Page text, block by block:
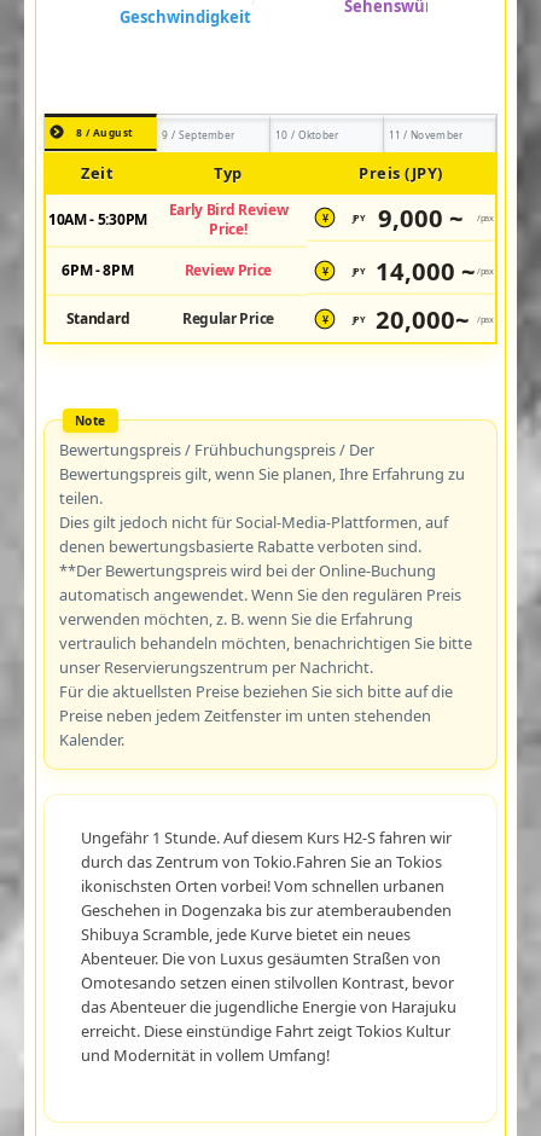
8 / August 9 / September 10 / Oktober 11 / November
Zeit Typ Preis (JPY)
10AM - 5:30PM
Early Bird Review
Price!
¥ JPY 9,000 ~ /pax
6PM - 8PM Review Price ¥ JPY 14,000 ~ /pax
Standard Regular Price ¥ JPY 20,000~ /pax
Bewertungspreis / Frühbuchungspreis / Der
Bewertungspreis gilt, wenn Sie planen, Ihre Erfahrung zu
teilen.
Dies gilt jedoch nicht für Social-Media-Plattformen, auf
denen bewertungsbasierte Rabatte verboten sind.
**Der Bewertungspreis wird bei der Online-Buchung
automatisch angewendet. Wenn Sie den regulären Preis
verwenden möchten, z. B. wenn Sie die Erfahrung
vertraulich behandeln möchten, benachrichtigen Sie bitte
unser Reservierungszentrum per Nachricht.
Für die aktuellsten Preise beziehen Sie sich bitte auf die
Preise neben jedem Zeitfenster im unten stehenden
Kalender.
Ungefähr 1 Stunde. Auf diesem Kurs H2-S fahren wir
durch das Zentrum von Tokio.Fahren Sie an Tokios
ikonischsten Orten vorbei! Vom schnellen urbanen
Geschehen in Dogenzaka bis zur atemberaubenden
Shibuya Scramble, jede Kurve bietet ein neues
Abenteuer. Die von Luxus gesäumten Straßen von
Omotesando setzen einen stilvollen Kontrast, bevor
das Abenteuer die jugendliche Energie von Harajuku
erreicht. Diese einstündige Fahrt zeigt Tokios Kultur
und Modernität in vollem Umfang!